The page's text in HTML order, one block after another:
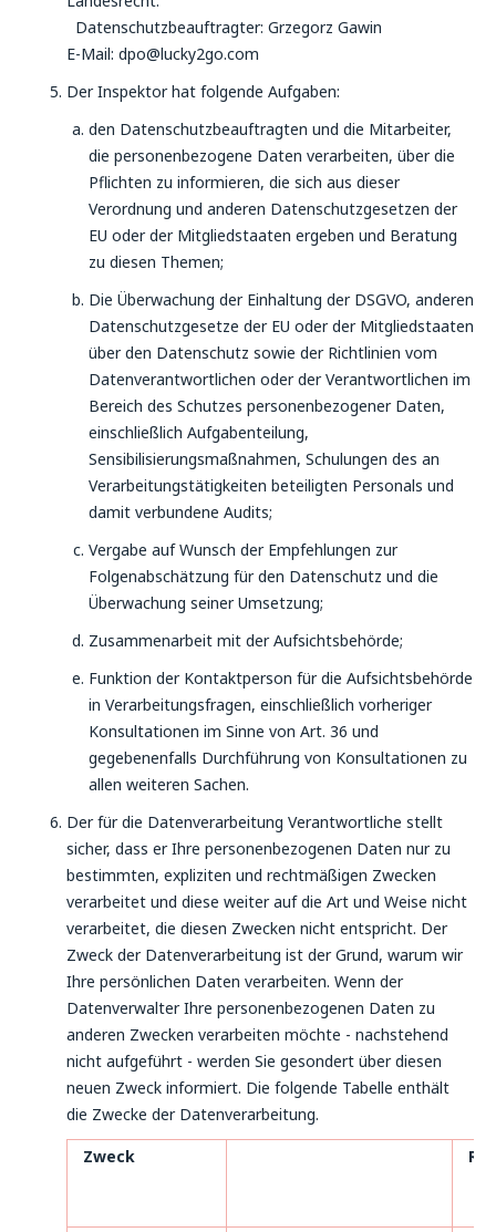
Datenschutzbeauftragter: Grzegorz Gawin
E-Mail: dpo@lucky2go.com
Der Inspektor hat folgende Aufgaben:
den Datenschutzbeauftragten und die Mitarbeiter,
die personenbezogene Daten verarbeiten, über die
Pflichten zu informieren, die sich aus dieser
Verordnung und anderen Datenschutzgesetzen der
EU oder der Mitgliedstaaten ergeben und Beratung
zu diesen Themen;
Die Überwachung der Einhaltung der DSGVO, anderen
Datenschutzgesetze der EU oder der Mitgliedstaaten
über den Datenschutz sowie der Richtlinien vom
Datenverantwortlichen oder der Verantwortlichen im
Bereich des Schutzes personenbezogener Daten,
einschließlich Aufgabenteilung,
Sensibilisierungsmaßnahmen, Schulungen des an
Verarbeitungstätigkeiten beteiligten Personals und
damit verbundene Audits;
Vergabe auf Wunsch der Empfehlungen zur
Folgenabschätzung für den Datenschutz und die
Überwachung seiner Umsetzung;
Zusammenarbeit mit der Aufsichtsbehörde;
Funktion der Kontaktperson für die Aufsichtsbehörde
in Verarbeitungsfragen, einschließlich vorheriger
Konsultationen im Sinne von Art. 36 und
gegebenenfalls Durchführung von Konsultationen zu
allen weiteren Sachen.
Der für die Datenverarbeitung Verantwortliche stellt
sicher, dass er Ihre personenbezogenen Daten nur zu
bestimmten, expliziten und rechtmäßigen Zwecken
verarbeitet und diese weiter auf die Art und Weise nicht
verarbeitet, die diesen Zwecken nicht entspricht. Der
Zweck der Datenverarbeitung ist der Grund, warum wir
Ihre persönlichen Daten verarbeiten. Wenn der
Datenverwalter Ihre personenbezogenen Daten zu
anderen Zwecken verarbeiten möchte - nachstehend
nicht aufgeführt - werden Sie gesondert über diesen
neuen Zweck informiert. Die folgende Tabelle enthält
die Zwecke der Datenverarbeitung.
Zweck